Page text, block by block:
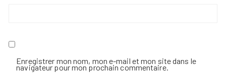
Enregistrer mon nom, mon e-mail et mon site dans le
navigateur pour mon prochain commentaire.